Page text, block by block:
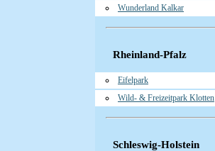
Wunderland Kalkar
Rheinland-Pfalz
Eifelpark
Wild- & Freizeitpark Klotten
Schleswig-Holstein